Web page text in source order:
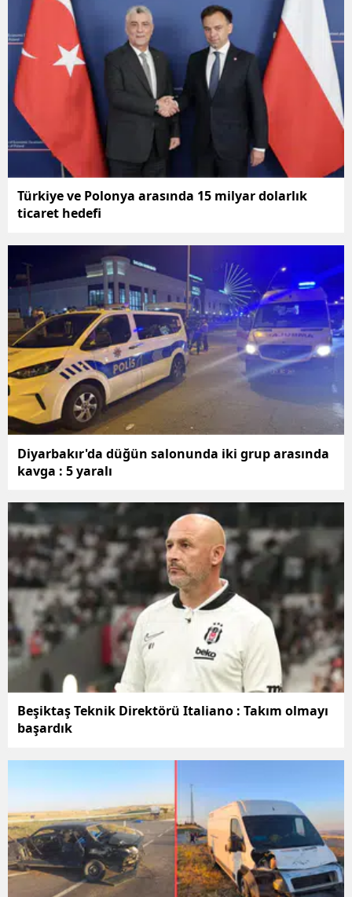
Samsun
Siirt
Tokat
Şanlıurfa
Uşak
Van
Zonguldak
Aksaray
Kırıkkale
Batman
Şırnak
Bartın
Ardahan
Iğdır
Kilis
Osmaniye
Düzce
Türkiye ve Polonya arasında 15 milyar dolarlık
ticaret hedefi
Diyarbakır'da düğün salonunda iki grup arasında
kavga : 5 yaralı
Beşiktaş Teknik Direktörü Italiano : Takım olmayı
başardık